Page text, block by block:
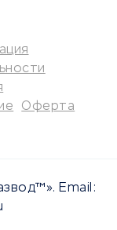
Оферта
Email: